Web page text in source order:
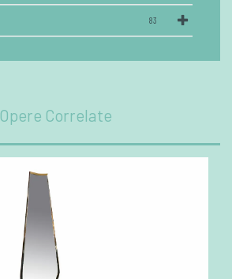
83
Opere Correlate